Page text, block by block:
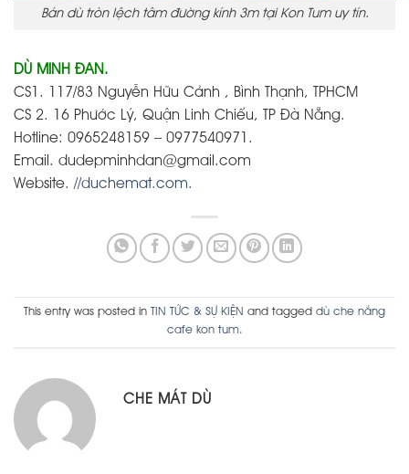
Bán dù tròn lệch tâm đường kính 3m tại Kon Tum uy tín.
DÙ MINH ĐAN.
CS1. 117/83 Nguyễn Hữu Cảnh , Bình Thạnh, TPHCM
CS 2. 16 Phước Lý, Quận Linh Chiểu, TP Đà Nẵng.
Hotline: 0965248159 – 0977540971.
Email. dudepminhdan@gmail.com
Website. //duchemat.com.
This entry was posted in TIN TỨC & SỰ KIỆN and tagged dù che nắng
cafe kon tum.
CHE MÁT DÙ